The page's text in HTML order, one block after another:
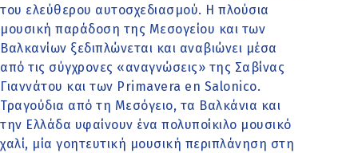
του ελεύθερου αυτοσχεδιασμού. Η πλούσια
μουσική παράδοση της Μεσογείου και των
Βαλκανίων ξεδιπλώνεται και αναβιώνει μέσα
από τις σύγχρονες «αναγνώσεις» της Σαβίνας
Γιαννάτου και των Primavera en Salonico.
Τραγούδια από τη Μεσόγειο, τα Βαλκάνια και
την Ελλάδα υφαίνουν ένα πολυποίκιλο μουσικό
χαλί, μία γοητευτική μουσική περιπλάνηση στη